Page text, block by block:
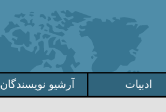
ادبیات آرشیو نویسندگان